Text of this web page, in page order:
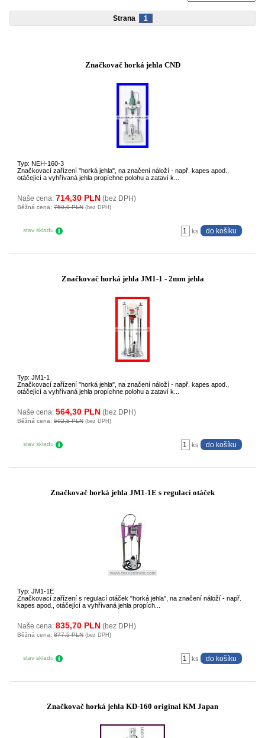
Strana 1
Značkovač horká jehla CND
Typ: NEH-160-3
Značkovací zařízení "horká jehla", na značení náloží - např. kapes apod.,
otáčející a vyhřívaná jehla propíchne polohu a zataví k...
Naše cena: 714,30 PLN (bez DPH)
Běžná cena: 750,0 PLN (bez DPH)
stav skladu ks
Značkovač horká jehla JM1-1 - 2mm jehla
Typ: JM1-1
Značkovací zařízení "horká jehla", na značení náloží - např. kapes apod.,
otáčející a vyhřívaná jehla propíchne polohu a zataví k...
Naše cena: 564,30 PLN (bez DPH)
Běžná cena: 592,5 PLN (bez DPH)
stav skladu ks
Značkovač horká jehla JM1-1E s regulací otáček
Typ: JM1-1E
Značkovací zařízení s regulací otáček "horká jehla", na značení náloží - např.
kapes apod., otáčející a vyhřívaná jehla propích...
Naše cena: 835,70 PLN (bez DPH)
Běžná cena: 877,5 PLN (bez DPH)
stav skladu ks
Značkovač horká jehla KD-160 original KM Japan